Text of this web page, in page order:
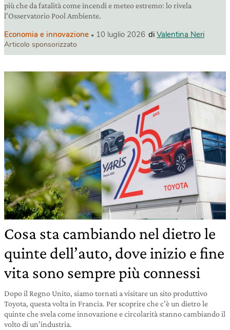
più che da fatalità come incendi e meteo estremo: lo rivela
l’Osservatorio Pool Ambiente.
Economia e innovazione 10 luglio 2026 di Valentina Neri
Articolo sponsorizzato
Cosa sta cambiando nel dietro le
quinte dell’auto, dove inizio e fine
vita sono sempre più connessi
Dopo il Regno Unito, siamo tornati a visitare un sito produttivo
Toyota, questa volta in Francia. Per scoprire che c’è un dietro le
quinte che svela come innovazione e circolarità stanno cambiando il
volto di un’industria.